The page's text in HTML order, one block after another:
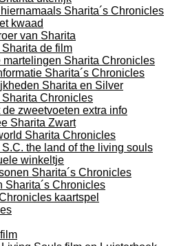
Sharita´s Chronicles
kwaad
van Sharita
Sharita de film
martelingen Sharita Chronicles
Sharita´s Chronicles
Sharita en Silver
Sharita Chronicles
de zweetvoeten extra info
Sharita Zwart
Sharita Chronicles
S.C. the land of the living souls
winkeltje
Sharita´s Chronicles
Sharita´s Chronicles
kaartspel